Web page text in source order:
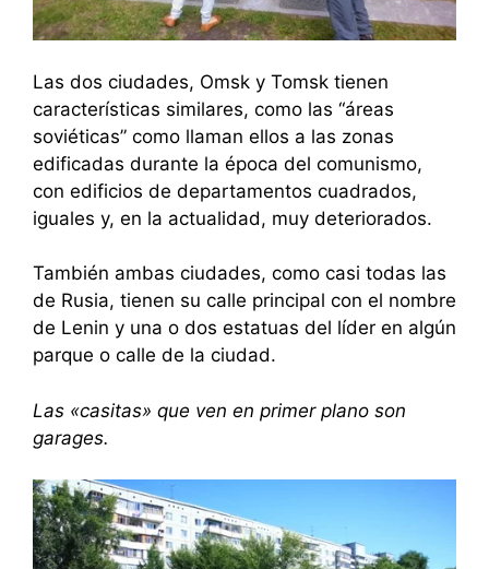
Las dos ciudades, Omsk y Tomsk tienen
características similares, como las “áreas
soviéticas” como llaman ellos a las zonas
edificadas durante la época del comunismo,
con edificios de departamentos cuadrados,
iguales y, en la actualidad, muy deteriorados.
También ambas ciudades, como casi todas las
de Rusia, tienen su calle principal con el nombre
de Lenin y una o dos estatuas del líder en algún
parque o calle de la ciudad.
Las «casitas» que ven en primer plano son
garages.